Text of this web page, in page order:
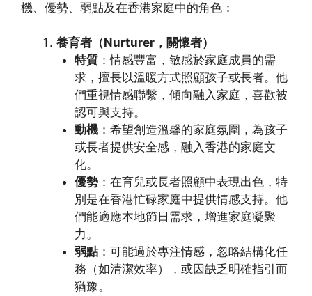
機、優勢、弱點及在香港家庭中的角色：
養育者（Nurturer，關懷者）
特質：情感豐富，敏感於家庭成員的需
求，擅長以溫暖方式照顧孩子或長者。他
們重視情感聯繫，傾向融入家庭，喜歡被
認可與支持。
動機：希望創造溫馨的家庭氛圍，為孩子
或長者提供安全感，融入香港的家庭文
化。
優勢：在育兒或長者照顧中表現出色，特
別是在香港忙碌家庭中提供情感支持。他
們能適應本地節日需求，增進家庭凝聚
力。
弱點：可能過於專注情感，忽略結構化任
務（如清潔效率），或因缺乏明確指引而
猶豫。